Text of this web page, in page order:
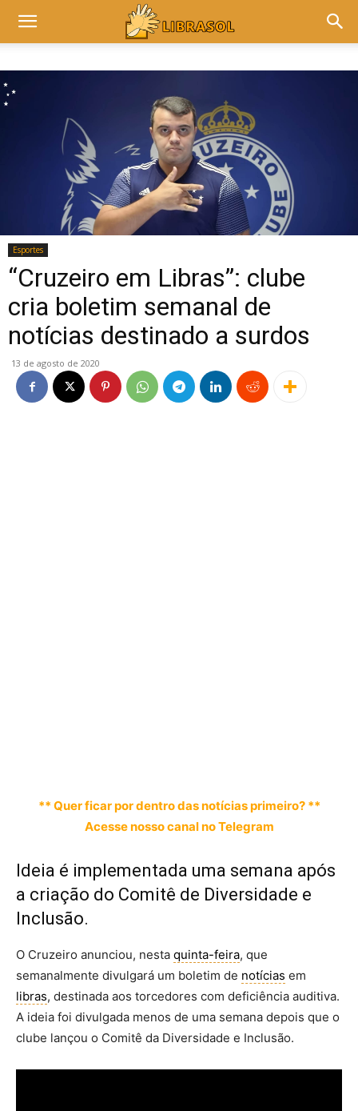
Esportes
“Cruzeiro em Libras”: clube
cria boletim semanal de
notícias destinado a surdos
13 de agosto de 2020
** Quer ficar por dentro das notícias primeiro? **
Acesse nosso canal no Telegram
Ideia é implementada uma semana após
a criação do Comitê de Diversidade e
Inclusão.
O Cruzeiro anunciou, nesta quinta-feira, que
semanalmente divulgará um boletim de notícias em
libras, destinada aos torcedores com deficiência auditiva.
A ideia foi divulgada menos de uma semana depois que o
clube lançou o Comitê da Diversidade e Inclusão.